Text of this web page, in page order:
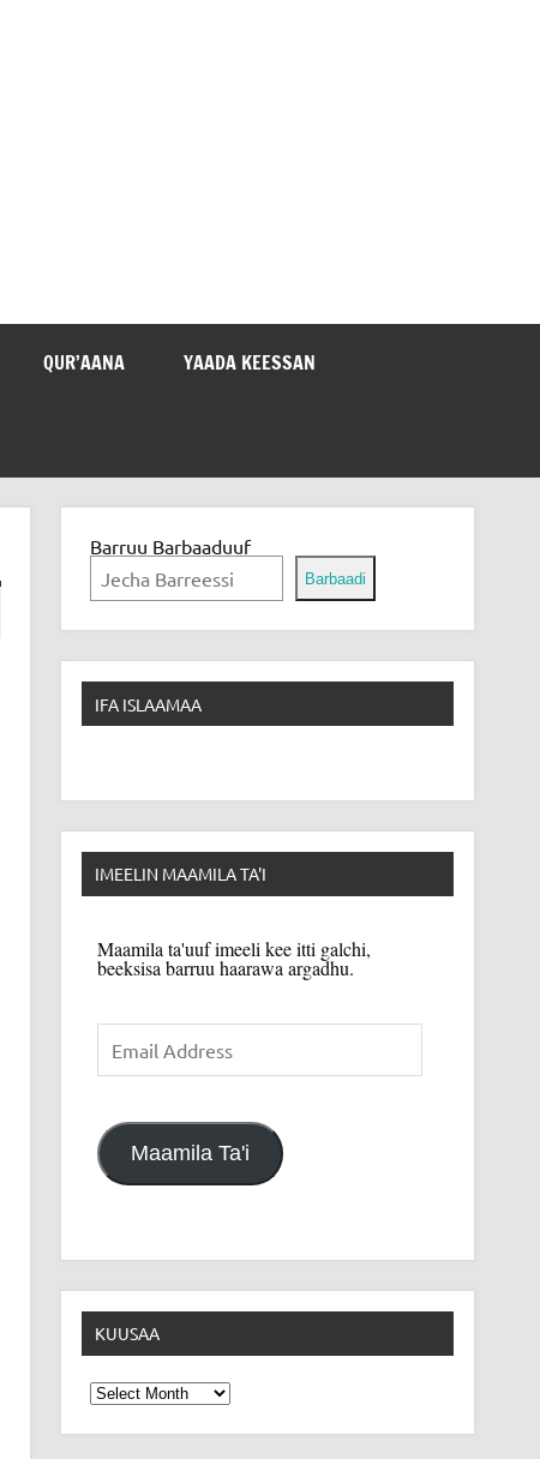
QUR’AANA YAADA KEESSAN
Barruu Barbaaduuf
Barbaadi
IFA ISLAAMAA
IMEELIN MAAMILA TA'I
Maamila ta'uuf imeeli kee itti galchi,
beeksisa barruu haarawa argadhu.
Email
Address
Maamila Ta'i
KUUSAA
Kuusaa